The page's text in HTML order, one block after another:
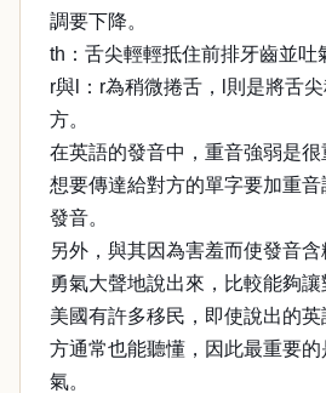
調要下降。
th：舌尖輕輕抵住前排牙齒並吐
r與l：r為稍微捲舌，l則是將舌
方。
在英語的發音中，重音強弱是很
想要傳達給對方的單字要加重
發音。
另外，與其因為害羞而使發音
勇氣大聲地說出來，比較能夠
美國有許多移民，即使說出的
方通常也能聽懂，因此最重要
氣。